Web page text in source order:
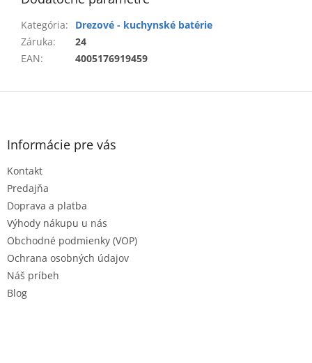
Kategória:
Drezové - kuchynské batérie
Záruka:
24
EAN: 4005176919459
Z
Informácie pre vás
Kontakt
Predajňa
Doprava a platba
Výhody nákupu u nás
Obchodné podmienky (VOP)
Ochrana osobných údajov
Náš príbeh
Blog